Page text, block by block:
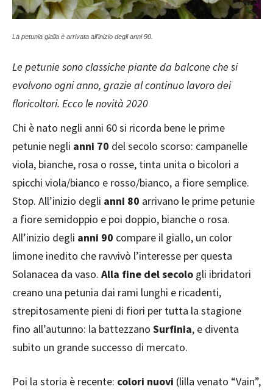
La petunia gialla è arrivata all’inizio degli anni 90.
Le petunie sono classiche piante da balcone che si
evolvono ogni anno, grazie al continuo lavoro dei
floricoltori. Ecco le novità 2020
Chi è nato negli anni 60 si ricorda bene le prime
petunie negli anni 70 del secolo scorso: campanelle
viola, bianche, rosa o rosse, tinta unita o bicolori a
spicchi viola/bianco e rosso/bianco, a fiore semplice.
Stop. All’inizio degli anni 80 arrivano le prime petunie
a fiore semidoppio e poi doppio, bianche o rosa.
All’inizio degli anni 90 compare il giallo, un color
limone inedito che ravvivò l’interesse per questa
Solanacea da vaso. Alla fine del secolo gli ibridatori
creano una petunia dai rami lunghi e ricadenti,
strepitosamente pieni di fiori per tutta la stagione
fino all’autunno: la battezzano Surfinia, e diventa
subito un grande successo di mercato.
Poi la storia è recente: colori nuovi (lilla venato “Vain”,